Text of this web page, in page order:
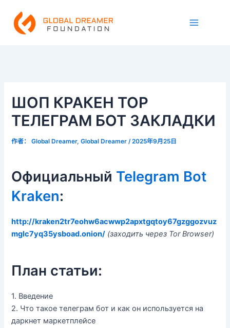
Menu
ШОП КРАКЕН ТОР
ТЕЛЕГРАМ БОТ ЗАКЛАДКИ
作者： Global Dreamer, Global Dreamer/2025年9月25日
Официальный Telegram Bot
Kraken:
http://kraken2tr7eohw6acwwp2apxtgqtoy67gzggozvuz
mglc7yq35ysboad.onion/ (заходить через Tor Browser)
План статьи:
1. Введение
2. Что такое телеграм бот и как он используется на
даркнет маркетплейсе